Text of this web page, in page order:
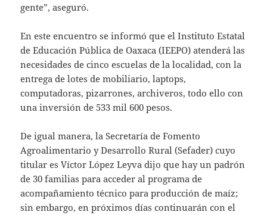
gente”, aseguró.
En este encuentro se informó que el Instituto Estatal
de Educación Pública de Oaxaca (IEEPO) atenderá las
necesidades de cinco escuelas de la localidad, con la
entrega de lotes de mobiliario, laptops,
computadoras, pizarrones, archiveros, todo ello con
una inversión de 533 mil 600 pesos.
De igual manera, la Secretaría de Fomento
Agroalimentario y Desarrollo Rural (Sefader) cuyo
titular es Víctor López Leyva dijo que hay un padrón
de 30 familias para acceder al programa de
acompañamiento técnico para producción de maíz;
sin embargo, en próximos días continuarán con el